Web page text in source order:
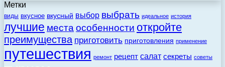
Метки
виды вкусное вкусный выбор выбрать идеальное история
лучшие места особенности откройте
преимущества приготовить приготовления применение
путешествия ремонт рецепт салат секреты советы